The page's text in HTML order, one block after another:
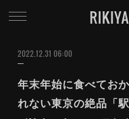
2022.12.31 06:00
年末年始に食べてお
れない東京の絶品「